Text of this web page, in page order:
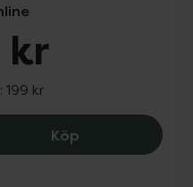
kr
199 kr
KöpWetbrush Go